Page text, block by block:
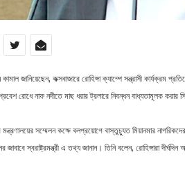
কামাল জানিয়েছেন, কক্সবাজারে রোহিঙ্গা ক্যাম্পে সন্ত্রাসী কার্যক্রম
রোধে নাফ নদীতে মাছ ধরার ট্রলারে নিবন্ধন বাধ্যতামূলক করার
মন্ত্রণালয়ের সম্মেলন কক্ষে বলপ্রয়োগে বাস্তুচ্যুত মিয়ানমার
জাবাবে স্বরাষ্ট্রমন্ত্রী এ তথ্য জানান। তিনি বলেন, রোহিঙ্গারা